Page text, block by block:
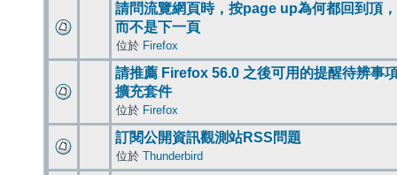
請問流覽網頁時，按page up為何都回到頂，
而不是下一頁
位於 Firefox
請推薦 Firefox 56.0 之後可用的提醒待辨事
擴充套件
位於 Firefox
訂閱公開資訊觀測站RSS問題
位於 Thunderbird